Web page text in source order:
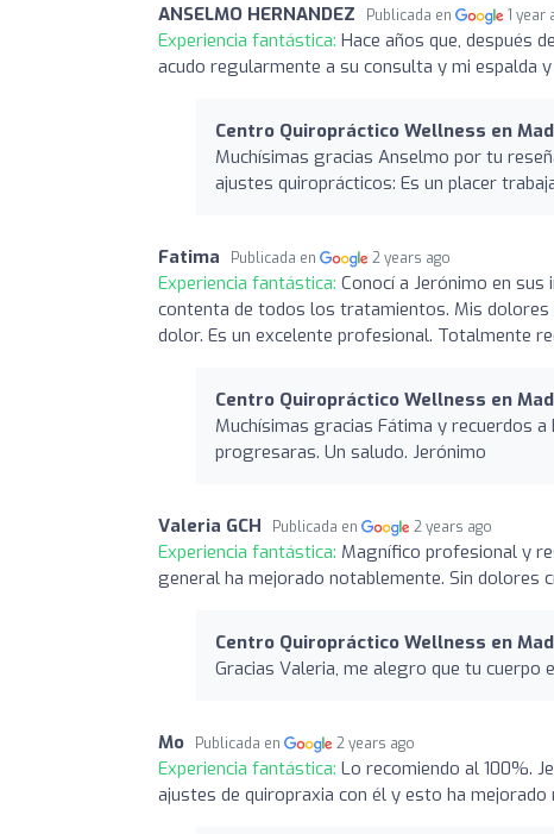
ANSELMO HERNANDEZ Publicada en 1 year
Experiencia fantástica: Hace años que, después
acudo regularmente a su consulta y mi espalda
Centro Quiropráctico Wellness en
Muchísimas gracias Anselmo por tu
ajustes quiroprácticos: Es un placer
Fatima Publicada en 2 years ago
Experiencia fantástica: Conocí a Jerónimo en
contenta de todos los tratamientos. Mis dolores
dolor. Es un excelente profesional. Totalmente
Centro Quiropráctico Wellness en
Muchísimas gracias Fátima y recuerdos
progresaras. Un saludo. Jerónimo
Valeria GCH Publicada en 2 years ago
Experiencia fantástica: Magnífico profesional y
general ha mejorado notablemente. Sin dolores
Centro Quiropráctico Wellness en
Gracias Valeria, me alegro que tu cuerpo
Mo Publicada en 2 years ago
Experiencia fantástica: Lo recomiendo al 100%.
ajustes de quiropraxia con él y esto ha mejorado